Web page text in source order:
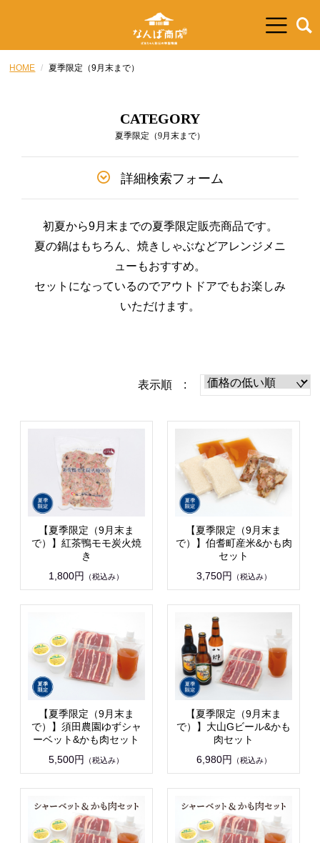
HOME 夏季限定（9月末まで）
CATEGORY
夏季限定（9月末まで）
詳細検索フォーム
初夏から9月末までの夏季限定販売商品です。
夏の鍋はもちろん、焼きしゃぶなどアレンジメニ
ューもおすすめ。
セットになっているのでアウトドアでもお楽しみ
いただけます。
表示順 :
【夏季限定（9月末ま
で）】紅茶鴨モモ炭火焼
き
1,800円
（税込み）
【夏季限定（9月末ま
で）】伯耆町産米&かも肉
セット
3,750円
（税込み）
【夏季限定（9月末ま
で）】須田農園ゆずシャ
ーベット&かも肉セット
5,500円
（税込み）
【夏季限定（9月末ま
で）】大山Gビール&かも
肉セット
6,980円
（税込み）